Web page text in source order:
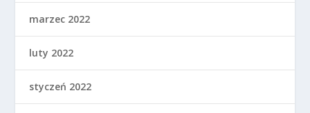
marzec 2022
luty 2022
styczeń 2022